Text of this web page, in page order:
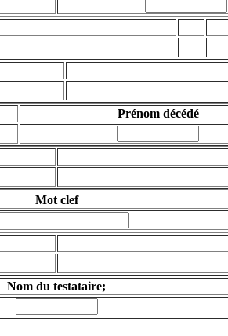
Prénom décédé
Mot clef
Nom du testataire;